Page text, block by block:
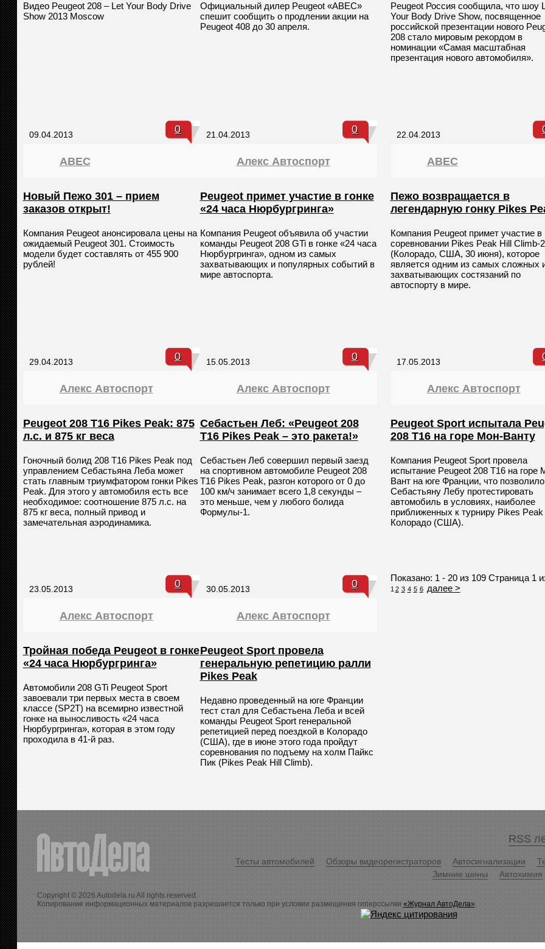
Видео Peugeot 208 – Let Your Body Drive
Show 2013 Moscow
Официальный дилер Peugeot «АВЕС»
спешит сообщить о продлении акции на
Peugeot 408 до 30 апреля.
Peugeot Россия сообщила, что шоу
Your Body Drive Show, посвященное
российской презентации нового
208 стало мировым рекордом в
номинации «Самая масштабная
презентация нового автомобиля».
09.04.2013 0
ABEC
Новый Пежо 301 – прием
заказов открыт!
Компания Peugeot анонсировала цены на
ожидаемый Peugeot 301. Стоимость
модели будет составлять от 455 900
рублей!
21.04.2013 0
Алекс Автоспорт
Peugeot примет участие в гонке
«24 часа Нюрбургринга»
Компания Peugeot объявила об участии
команды Peugeot 208 GTi в гонке «24 часа
Нюрбургринга», одном из самых
захватывающих и популярных событий в
мире автоспорта.
22.04.2013
ABEC
Пежо возвращается в
легендарную гонку Pikes
Компания Peugeot примет участие в
соревновании Pikes Peak Hill Climb-
(Колорадо, США, 30 июня), которое
является одним из самых сложных
захватывающих состязаний по
автоспорту в мире.
29.04.2013 0
Алекс Автоспорт
Peugeot 208 T16 Pikes Peak: 875
л.с. и 875 кг веса
Гоночный болид 208 T16 Pikes Peak под
управлением Себастьяна Леба может
стать главным триумфатором гонки Pikes
Peak. Для этого у автомобиля есть все
необходимое: соотношение 875 л.с. на
875 кг веса, полный привод и
замечательная аэродинамика.
15.05.2013 0
Алекс Автоспорт
Себастьен Леб: «Peugeot 208
T16 Pikes Peak – это ракета!»
Себастьен Леб совершил первый заезд
на спортивном автомобиле Peugeot 208
T16 Pikes Peak, разгон которого от 0 до
100 км/ч занимает всего 1,8 секунды –
это меньше, чем у любого болида
Формулы-1.
17.05.2013
Алекс Автоспорт
Peugeot Sport испытала
208 T16 на горе Мон-Ванту
Компания Peugeot Sport провела
испытание Peugeot 208 T16 на горе
Вант на юге Франции, что позволило
Себастьяну Лебу протестировать
автомобиль в условиях, наиболее
приближенных к турниру Pikes Peak
Колорадо (США).
23.05.2013 0
Алекс Автоспорт
Тройная победа Peugeot в гонке
«24 часа Нюрбургринга»
Автомобили 208 GTi Peugeot Sport
завоевали три первых места в своем
классе (SP2T) на всемирно известной
гонке на выносливость «24 часа
Нюрбургринга», которая в этом году
проходила в 41-й раз.
30.05.2013 0
Алекс Автоспорт
Peugeot Sport провела
генеральную репетицию ралли
Pikes Peak
Недавно проведенный на юге Франции
тест стал для Себастьена Леба и всей
команды Peugeot Sport генеральной
репетицией перед поездкой в Колорадо
(США), где в июне этого года пройдут
соревнования по подъему на холм Пайкс
Пик (Pikes Peak Hill Climb).
Показано: 1 - 20 из 109 Страница 1
1 2 3 4 5 6 далее >
RSS
Тесты автомобилей Обзоры видеорегистраторов Автосигнализации
Зимние шины
Автохимия
Copyright © 2026 Autodela.ru All rights reserved.
Копирование информационных материалов разрешается только при условии размещения гиперссылки«Журнал АвтоДела».